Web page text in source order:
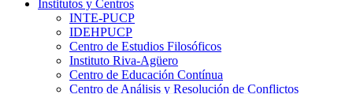
Institutos y Centros
INTE-PUCP
IDEHPUCP
Centro de Estudios Filosóficos
Instituto Riva-Agüero
Centro de Educación Contínua
Centro de Análisis y Resolución de Conflictos